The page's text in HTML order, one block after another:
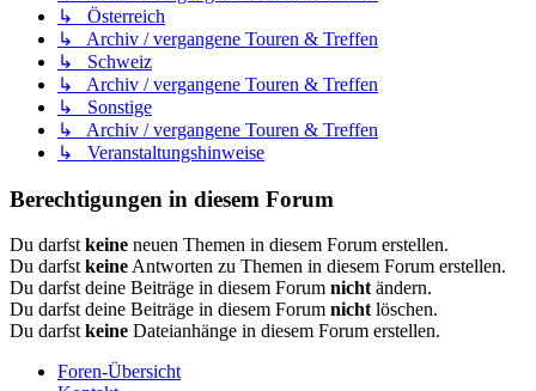
↳ Österreich
↳ Archiv / vergangene Touren & Treffen
↳ Schweiz
↳ Archiv / vergangene Touren & Treffen
↳ Sonstige
↳ Archiv / vergangene Touren & Treffen
↳ Veranstaltungshinweise
Berechtigungen in diesem Forum
Du darfst keine neuen Themen in diesem Forum erstellen.
Du darfst keine Antworten zu Themen in diesem Forum erstellen.
Du darfst deine Beiträge in diesem Forum nicht ändern.
Du darfst deine Beiträge in diesem Forum nicht löschen.
Du darfst keine Dateianhänge in diesem Forum erstellen.
Foren-Übersicht